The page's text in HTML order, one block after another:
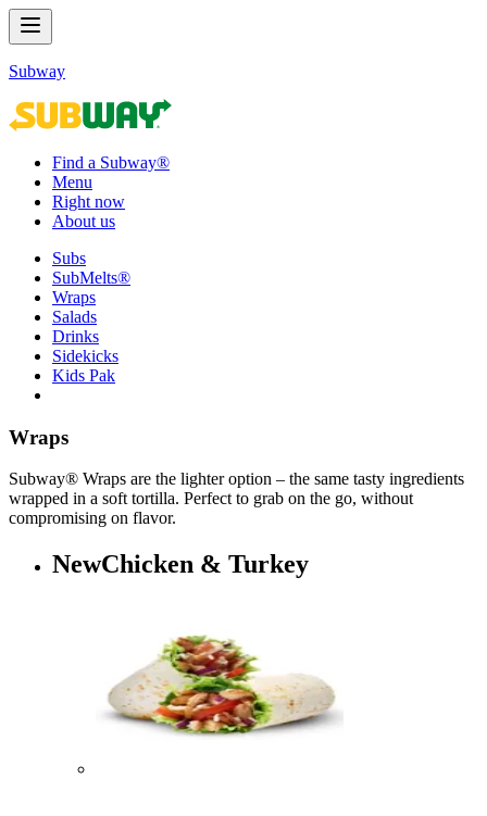
Subway
Find a Subway®
Menu
Right now
About us
Subs
SubMelts®
Wraps
Salads
Drinks
Sidekicks
Kids Pak
Wraps​​​​‌ ‍ ​‍​‍‌‍ ‌ ​‍‌‍‍‌‌‍‌ ‌‍‍‌‌‍ ‍​‍​‍​ ‍‍​‍​‍‌ ​ ‌‍​‌‌‍ ‍‌‍‍‌‌ ‌​‌ ‍‌​‍ ‍‌‍‍‌‌‍ ​‍​‍​‍ ​​‍​‍‌‍‍​‌ ​‍‌‍‌‌‌‍‌‍​‍​‍​ ‍‍​‍​‍‌‍‍​‌ ‌​‌ ‌​‌ ​​‌ ​ ​ ‍‍​‍ ​‍ ‌‍ ‍‌‍ ‌ ​‍‌‍‌​‌‍‍‌‌‍​ ​‍ ‌‌‍​‍‌‍‍‌‌ ‌​‌‍‌‌‌ ​ ​‍ ‌‌‍‌ ‌ ​‍‌‍ ‌ ‌‌‌ ​​​‍ ‌‌ ​ ‌ ‌​‌ ‌‌‌‍‌​‌‍‍‌‌‍ ​‍ ‍‌ ‌‍‌‍‌‌‌ ​‍‌‍​ ‌‍‌‌‌‍ ​​‍ ‍‌‍​‌‌ ​​‌ ​​​‍ ‌‍‍‌‌‍ ‍‌ ‌​‌‍‌‌‌‍ ‍‌ ‌​​‍ ‌‍‌‌‌‍‌​‌‍‍‌‌ ‌​​‍ ‌‍ ‌‌‍ ‌‍‌​‌‍‌‌​ ‌‌ ​​‌ ​‍‌‍‌‌‌ ​ ‌‍‌‌‌‍ ‍‌ ‌​‌‍​‌‌ ‌​‌‍‍‌‌‍ ‌‍ ‍​ ‍ ‌‍‍‌‌‍‌​​ ‌‌‍​‌‌‍‌‌‌‍‌‌​ ​‍‌‍​ ​ ​‌​ ​‍​ ‍​​‍ ‌‌‍‌‍‌‍​ ‌‍‌‌‌‍‌​​‍ ‌​ ‌​​ ​‍​ ​‍​ ‍‌​‍ ‌‌‍​‍​ ‌‍​ ‌‌‌‍​‌​‍ ‌‌‍​ ‌‍​ ‌‍​‌​ ​‌‌‍​‌​ ‌‌‌‍‌‌​ ​​​ ‌‌‌‍​‌‌‍‌​​ ​‌​ ‍ ‌ ‌​‌ ‍‌‌ ​​‌‍‌‌​ ‌‌‍​ ‌‍​‌‌ ‌​‌‍‌‌‌‍‌ ‌‍ ‌ ​‍‌ ‍‌​ ‍ ‌ ​​‌‍​‌‌ ‌​‌‍‍​​ ‌‌‍ ‍‌‍​‌‌‍ ‌‌‍‌‌​‍‌‌​ ‌‌‌​​‍‌‌ ‌‍‍ ‌‍‌‌‌ ‍‌​‍‌‌​ ​ ‌​‌​​‍‌‌​ ​ ‌​‌​​‍‌‌​ ​‍​ ​‍‌‍‌‌‌‍ ‍​‍‌‌​ ​‍​ ​‍​‍‌‌​ ‌‌‌​‌​​‍ ‍‌ ‌‍‌‍​‌‌‍ ​‌ ‌‌‌‍‌‌​ ‌‍​‍‌‍​‌‌ ​ ‌‍‌‌‌‌‌‌‌ ​‍‌‍ ​​ ‌‌‍‍​‌ ‌​‌ ‌​‌ ​​‌ ​ ​‍‌‌​ ​ ‌​​‌​‍‌‌​ ​‍‌​‌‍​‍‌‌​ ​‍‌​‌‍‌‍ ‍‌‍ ‌ ​‍‌‍‌​‌‍‍‌‌‍​ ​‍ ‌‌‍​‍‌‍‍‌‌ ‌​‌‍‌‌‌ ​ ​‍ ‌‌‍‌ ‌ ​‍‌‍ ‌ ‌‌‌ ​​​‍ ‌‌ ​ ‌ ‌​‌ ‌‌‌‍‌​‌‍‍‌‌‍ ​‍ ‍‌ ‌‍‌‍‌‌‌ ​‍‌‍​ ‌‍‌‌‌‍ ​​‍ ‍‌‍​‌‌ ​​‌ ​​​‍‌‍‌‍‍‌‌‍‌​​ ‌‌‍​‌‌‍‌‌‌‍‌‌​ ​‍‌‍​ ​ ​‌​ ​‍​ ‍​​‍ ‌‌‍‌‍‌‍​ ‌‍‌‌‌‍‌​​‍ ‌​ ‌​​ ​‍​ ​‍​ ‍‌​‍ ‌‌‍​‍​ ‌‍​ ‌‌‌‍​‌​‍ ‌‌‍​ ‌‍​ ‌‍​‌​ ​‌‌‍​‌​ ‌‌‌‍‌‌​ ​​​ ‌‌‌‍​‌‌‍‌​​ ​‌​‍‌‍‌ ‌​‌ ‍‌‌ ​​‌‍‌‌​ ‌‌‍​ ‌‍​‌‌ ‌​‌‍‌‌‌‍‌ ‌‍ ‌ ​‍‌ ‍‌​‍‌‍‌ ​​‌‍​‌‌ ‌​‌‍‍​​ ‌‌‍ ‍‌‍​‌‌‍ ‌‌‍‌‌​‍‌‌​ ‌‌‌​​‍‌‌ ‌‍‍ ‌‍‌‌‌ ‍‌​‍‌‌​ ​ ‌​‌​​‍‌‌​ ​ ‌​‌​​‍‌‌​ ​‍​ ​‍‌‍‌‌‌‍ ‍​‍‌‌​ ​‍​ ​‍​‍‌‌​ ‌‌‌​‌​​‍ ‍‌ ‌‍‌‍​‌‌‍ ​‌ ‌‌‌‍‌‌​‍‌‍‌ ​​‌‍‌‌‌ ​‍‌ ​ ‌ ​​‌‍‌‌‌‍​ ‌ ‌​‌‍‍‌‌ ‌‍‌‍‌‌​ ‌‌ ​​‌ ‌‌‌‍​‍‌‍ ​‌‍‍‌‌ ​ ‌‍‍​‌‍‌‌‌‍‌​​‍​‍‌ ‌
Subway® Wraps are the lighter option – the same tasty ingredients
wrapped in a soft tortilla. Perfect to grab on the go, without
compromising on flavor.​​​​‌ ‍ ​‍​‍‌‍ ‌ ​‍‌‍‍‌‌‍‌ ‌‍‍‌‌‍ ‍​‍​‍​ ‍‍​‍​‍‌ ​ ‌‍​‌‌‍ ‍‌‍‍‌‌ ‌​‌ ‍‌​‍ ‍‌‍‍‌‌‍ ​‍​‍​‍ ​​‍​‍‌‍‍​‌ ​‍‌‍‌‌‌‍‌‍​‍​‍​ ‍‍​‍​‍‌‍‍​‌ ‌​‌ ‌​‌ ​​‌ ​ ​ ‍‍​‍ ​‍ ‌‍ ‍‌‍ ‌ ​‍‌‍‌​‌‍‍‌‌‍​ ​‍ ‌‌‍​‍‌‍‍‌‌ ‌​‌‍‌‌‌ ​ ​‍ ‌‌‍‌ ‌ ​‍‌‍ ‌ ‌‌‌ ​​​‍ ‌‌ ​ ‌ ‌​‌ ‌‌‌‍‌​‌‍‍‌‌‍ ​‍ ‍‌ ‌‍‌‍‌‌‌ ​‍‌‍​ ‌‍‌‌‌‍ ​​‍ ‍‌‍​‌‌ ​​‌ ​​​‍ ‌‍‍‌‌‍ ‍‌ ‌​‌‍‌‌‌‍ ‍‌ ‌​​‍ ‌‍‌‌‌‍‌​‌‍‍‌‌ ‌​​‍ ‌‍ ‌‌‍ ‌‍‌​‌‍‌‌​ ‌‌ ​​‌ ​‍‌‍‌‌‌ ​ ‌‍‌‌‌‍ ‍‌ ‌​‌‍​‌‌ ‌​‌‍‍‌‌‍ ‌‍ ‍​ ‍ ‌‍‍‌‌‍‌​​ ‌‌‍​‌‌‍‌‌‌‍‌‌​ ​‍‌‍​ ​ ​‌​ ​‍​ ‍​​‍ ‌‌‍‌‍‌‍​ ‌‍‌‌‌‍‌​​‍ ‌​ ‌​​ ​‍​ ​‍​ ‍‌​‍ ‌‌‍​‍​ ‌‍​ ‌‌‌‍​‌​‍ ‌‌‍​ ‌‍​ ‌‍​‌​ ​‌‌‍​‌​ ‌‌‌‍‌‌​ ​​​ ‌‌‌‍​‌‌‍‌​​ ​‌​ ‍ ‌ ‌​‌ ‍‌‌ ​​‌‍‌‌​ ‌‌‍​ ‌‍​‌‌ ‌​‌‍‌‌‌‍‌ ‌‍ ‌ ​‍‌ ‍‌​ ‍ ‌ ​​‌‍​‌‌ ‌​‌‍‍​​ ‌‌‍‌​‌‍‌‌‌ ​ ‌‍​ ‌ ​‍‌‍‍‌‌ ​​‌ ‌​‌‍‍‌‌‍ ‌‍ ‍​‍‌‌​ ‌‌‌​​‍‌‌ ‌‍‍ ‌‍‌‌‌ ‍‌​‍‌‌​ ​ ‌​‌​​‍‌‌​ ​ ‌​‌​​‍‌‌​ ​‍​ ​‍‌‍‌‌‌‍ ‍​‍‌‌​ ​‍​ ​‍​‍‌‌​ ‌‌‌​‌​​‍ ‍‌ ‌‍‌‍​‌‌‍ ​‌ ‌‌‌‍‌‌​‍ ‍‌ ‌‍‌‍​‌‌‍ ​‌ ‌‌‌‍‌‌​‍‌‌​ ‌‌‌​​‍‌‌ ‌‍‍ ‌‍‌‌‌ ‍‌​‍‌‌​ ​ ‌​‌​​‍‌‌​ ​ ‌​‌​​‍‌‌​ ​‍​ ​‍‌‍‌​​ ‍‌​ ​‌​ ‌‍​ ​‍​ ‍‌​ ‍‌‌‍‌​​ ​‍​ ‌ ‌‍​‍​ ‌ ​‍‌‌​ ​‍​ ​‍​‍‌‌​ ‌‌‌​‌​​‍ ‍‌‍​ ‌‍‍​‌‍‍‌‌‍ ​‌‍‌​‌ ​‍‌‍‌‌‌‍ ‍​‍‌‌​ ‌‌‌​​‍‌‌ ‌‍‍ ‌‍‌‌‌ ‍‌​‍‌‌​ ​ ‌​‌​​‍‌‌​ ​ ‌​‌​​‍‌‌​ ​‍​ ​‍​ ‌ ​ ​ ‌‍​ ‌‍‌​​ ​‌​ ‍‌​ ‍‌‌‍‌​‌‍‌​​ ‌​​ ‍​​ ‌ ​‍‌‌​ ​‍​ ​‍​‍‌‌​ ‌‌‌​‌​​‍ ‍‌ ‌​‌‍‌‌‌ ‍​‌ ‌​​ ‌‍​‍‌‍​‌‌ ​ ‌‍‌‌‌‌‌‌‌ ​‍‌‍ ​​ ‌‌‍‍​‌ ‌​‌ ‌​‌ ​​‌ ​ ​‍‌‌​ ​ ‌​​‌​‍‌‌​ ​‍‌​‌‍​‍‌‌​ ​‍‌​‌‍‌‍ ‍‌‍ ‌ ​‍‌‍‌​‌‍‍‌‌‍​ ​‍ ‌‌‍​‍‌‍‍‌‌ ‌​‌‍‌‌‌ ​ ​‍ ‌‌‍‌ ‌ ​‍‌‍ ‌ ‌‌‌ ​​​‍ ‌‌ ​ ‌ ‌​‌ ‌‌‌‍‌​‌‍‍‌‌‍ ​‍ ‍‌ ‌‍‌‍‌‌‌ ​‍‌‍​ ‌‍‌‌‌‍ ​​‍ ‍‌‍​‌‌ ​​‌ ​​​‍‌‍‌‍‍‌‌‍‌​​ ‌‌‍​‌‌‍‌‌‌‍‌‌​ ​‍‌‍​ ​ ​‌​ ​‍​ ‍​​‍ ‌‌‍‌‍‌‍​ ‌‍‌‌‌‍‌​​‍ ‌​ ‌​​ ​‍​ ​‍​ ‍‌​‍ ‌‌‍​‍​ ‌‍​ ‌‌‌‍​‌​‍ ‌‌‍​ ‌‍​ ‌‍​‌​ ​‌‌‍​‌​ ‌‌‌‍‌‌​ ​​​ ‌‌‌‍​‌‌‍‌​​ ​‌​‍‌‍‌ ‌​‌ ‍‌‌ ​​‌‍‌‌​ ‌‌‍​ ‌‍​‌‌ ‌​‌‍‌‌‌‍‌ ‌‍ ‌ ​‍‌ ‍‌​‍‌‍‌ ​​‌‍​‌‌ ‌​‌‍‍​​ ‌‌‍‌​‌‍‌‌‌ ​ ‌‍​ ‌ ​‍‌‍‍‌‌ ​​‌ ‌​‌‍‍‌‌‍ ‌‍ ‍​‍‌‌​ ‌‌‌​​‍‌‌ ‌‍‍ ‌‍‌‌‌ ‍‌​‍‌‌​ ​ ‌​‌​​‍‌‌​ ​ ‌​‌​​‍‌‌​ ​‍​ ​‍‌‍‌‌‌‍ ‍​‍‌‌​ ​‍​ ​‍​‍‌‌​ ‌‌‌​‌​​‍ ‍‌ ‌‍‌‍​‌‌‍ ​‌ ‌‌‌‍‌‌​‍ ‍‌ ‌‍‌‍​‌‌‍ ​‌ ‌‌‌‍‌‌​‍‌‌​ ‌‌‌​​‍‌‌ ‌‍‍ ‌‍‌‌‌ ‍‌​‍‌‌​ ​ ‌​‌​​‍‌‌​ ​ ‌​‌​​‍‌‌​ ​‍​ ​‍‌‍‌​​ ‍‌​ ​‌​ ‌‍​ ​‍​ ‍‌​ ‍‌‌‍‌​​ ​‍​ ‌ ‌‍​‍​ ‌ ​‍‌‌​ ​‍​ ​‍​‍‌‌​ ‌‌‌​‌​​‍ ‍‌‍​ ‌‍‍​‌‍‍‌‌‍ ​‌‍‌​‌ ​‍‌‍‌‌‌‍ ‍​‍‌‌​ ‌‌‌​​‍‌‌ ‌‍‍ ‌‍‌‌‌ ‍‌​‍‌‌​ ​ ‌​‌​​‍‌‌​ ​ ‌​‌​​‍‌‌​ ​‍​ ​‍​ ‌ ​ ​ ‌‍​ ‌‍‌​​ ​‌​ ‍‌​ ‍‌‌‍‌​‌‍‌​​ ‌​​ ‍​​ ‌ ​‍‌‌​ ​‍​ ​‍​‍‌‌​ ‌‌‌​‌​​‍ ‍‌ ‌​‌‍‌‌‌ ‍​‌ ‌​​‍‌‍‌ ​​‌‍‌‌‌ ​‍‌ ​ ‌ ​​‌‍‌‌‌‍​ ‌ ‌​‌‍‍‌‌ ‌‍‌‍‌‌​ ‌‌ ​​‌ ‌‌‌‍​‍‌‍ ​‌‍‍‌‌ ​ ‌‍‍​‌‍‌‌‌‍‌​​‍​‍‌ ‌
New​​​​‌ ‍ ​‍​‍‌‍ ‌ ​‍‌‍‍‌‌‍‌ ‌‍‍‌‌‍ ‍​‍​‍​ ‍‍​‍​‍‌ ​ ‌‍​‌‌‍ ‍‌‍‍‌‌ ‌​‌ ‍‌​‍ ‍‌‍‍‌‌‍ ​‍​‍​‍ ​​‍​‍‌‍‍​‌ ​‍‌‍‌‌‌‍‌‍​‍​‍​ ‍‍​‍​‍‌‍‍​‌ ‌​‌ ‌​‌ ​​‌ ​ ​ ‍‍​‍ ​‍ ‌‍ ‍‌‍ ‌ ​‍‌‍‌​‌‍‍‌‌‍​ ​‍ ‌‌‍​‍‌‍‍‌‌ ‌​‌‍‌‌‌ ​ ​‍ ‌‌‍‌ ‌ ​‍‌‍ ‌ ‌‌‌ ​​​‍ ‌‌ ​ ‌ ‌​‌ ‌‌‌‍‌​‌‍‍‌‌‍ ​‍ ‍‌ ‌‍‌‍‌‌‌ ​‍‌‍​ ‌‍‌‌‌‍ ​​‍ ‍‌‍​‌‌ ​​‌ ​​​‍ ‌‍‍‌‌‍ ‍‌ ‌​‌‍‌‌‌‍ ‍‌ ‌​​‍ ‌‍‌‌‌‍‌​‌‍‍‌‌ ‌​​‍ ‌‍ ‌‌‍ ‌‍‌​‌‍‌‌​ ‌‌ ​​‌ ​‍‌‍‌‌‌ ​ ‌‍‌‌‌‍ ‍‌ ‌​‌‍​‌‌ ‌​‌‍‍‌‌‍ ‌‍ ‍​ ‍ ‌‍‍‌‌‍‌​​ ‌‌‍‌‌​ ‍‌​ ‌‍‌‍​ ‌‍‌‌‌‍​ ‌‍​‍‌‍​ ​‍ ‌​ ​‌​ ‌‌‌‍‌​​ ‌‍​‍ ‌​ ‌​​ ‍‌‌‍​‍‌‍‌‍​‍ ‌‌‍​‍‌‍‌‌​ ‌‍‌‍‌‌​‍ ‌​ ‌ ‌‍​‌‌‍‌‌​ ‌ ‌‍‌‌‌‍​‌​ ​‌‌‍‌‌‌‍​ ​ ​‍‌‍​‍‌‍​‍​ ‍ ‌ ‌​‌ ‍‌‌ ​​‌‍‌‌​ ‌‌ ​ ‌ ‌‌‌‍​‍‌‍​ ‌‍​‌‌ ‌​‌‍‌‌‌‍‌ ‌‍ ‌ ​‍‌ ‍‌​ ‍ ‌ ​​‌‍​‌‌ ‌​‌‍‍​​ ‌‌‍​‍‌‍​‌‌‍‌​‌‍‌ ‌‍‌‌​‍‌‌​ ‌‌‌​​‍‌‌ ‌‍‍ ‌‍‌‌‌ ‍‌​‍‌‌​ ​ ‌​‌​​‍‌‌​ ​ ‌​‌​​‍‌‌​ ​‍​ ​‍‌‍‌‌‌‍ ‍​‍‌‌​ ​‍​ ​‍​‍‌‌​ ‌‌‌​‌​​‍ ‍‌ ‌‍‌‍​‌‌‍ ​‌ ‌‌‌‍‌‌​ ‌‍​‍‌‍​‌‌ ​ ‌‍‌‌‌‌‌‌‌ ​‍‌‍ ​​ ‌‌‍‍​‌ ‌​‌ ‌​‌ ​​‌ ​ ​‍‌‌​ ​ ‌​​‌​‍‌‌​ ​‍‌​‌‍​‍‌‌​ ​‍‌​‌‍‌‍ ‍‌‍ ‌ ​‍‌‍‌​‌‍‍‌‌‍​ ​‍ ‌‌‍​‍‌‍‍‌‌ ‌​‌‍‌‌‌ ​ ​‍ ‌‌‍‌ ‌ ​‍‌‍ ‌ ‌‌‌ ​​​‍ ‌‌ ​ ‌ ‌​‌ ‌‌‌‍‌​‌‍‍‌‌‍ ​‍ ‍‌ ‌‍‌‍‌‌‌ ​‍‌‍​ ‌‍‌‌‌‍ ​​‍ ‍‌‍​‌‌ ​​‌ ​​​‍‌‍‌‍‍‌‌‍‌​​ ‌‌‍‌‌​ ‍‌​ ‌‍‌‍​ ‌‍‌‌‌‍​ ‌‍​‍‌‍​ ​‍ ‌​ ​‌​ ‌‌‌‍‌​​ ‌‍​‍ ‌​ ‌​​ ‍‌‌‍​‍‌‍‌‍​‍ ‌‌‍​‍‌‍‌‌​ ‌‍‌‍‌‌​‍ ‌​ ‌ ‌‍​‌‌‍‌‌​ ‌ ‌‍‌‌‌‍​‌​ ​‌‌‍‌‌‌‍​ ​ ​‍‌‍​‍‌‍​‍​‍‌‍‌ ‌​‌ ‍‌‌ ​​‌‍‌‌​ ‌‌ ​ ‌ ‌‌‌‍​‍‌‍​ ‌‍​‌‌ ‌​‌‍‌‌‌‍‌ ‌‍ ‌ ​‍‌ ‍‌​‍‌‍‌ ​​‌‍​‌‌ ‌​‌‍‍​​ ‌‌‍​‍‌‍​‌‌‍‌​‌‍‌ ‌‍‌‌​‍‌‌​ ‌‌‌​​‍‌‌ ‌‍‍ ‌‍‌‌‌ ‍‌​‍‌‌​ ​ ‌​‌​​‍‌‌​ ​ ‌​‌​​‍‌‌​ ​‍​ ​‍‌‍‌‌‌‍ ‍​‍‌‌​ ​‍​ ​‍​‍‌‌​ ‌‌‌​‌​​‍ ‍‌ ‌‍‌‍​‌‌‍ ​‌ ‌‌‌‍‌‌​‍‌‍‌ ​​‌‍‌‌‌ ​‍‌ ​ ‌ ​​‌‍‌‌‌‍​ ‌ ‌​‌‍‍‌‌ ‌‍‌‍‌‌​ ‌‌ ​​‌ ‌‌‌‍​‍‌‍ ​‌‍‍‌‌ ​ ‌‍‍​‌‍‌‌‌‍‌​​‍​‍‌ ‌Chicken & Turkey​​​​‌ ‍ ​‍​‍‌‍ ‌ ​‍‌‍‍‌‌‍‌ ‌‍‍‌‌‍ ‍​‍​‍​ ‍‍​‍​‍‌ ​ ‌‍​‌‌‍ ‍‌‍‍‌‌ ‌​‌ ‍‌​‍ ‍‌‍‍‌‌‍ ​‍​‍​‍ ​​‍​‍‌‍‍​‌ ​‍‌‍‌‌‌‍‌‍​‍​‍​ ‍‍​‍​‍‌‍‍​‌ ‌​‌ ‌​‌ ​​‌ ​ ​ ‍‍​‍ ​‍ ‌‍ ‍‌‍ ‌ ​‍‌‍‌​‌‍‍‌‌‍​ ​‍ ‌‌‍​‍‌‍‍‌‌ ‌​‌‍‌‌‌ ​ ​‍ ‌‌‍‌ ‌ ​‍‌‍ ‌ ‌‌‌ ​​​‍ ‌‌ ​ ‌ ‌​‌ ‌‌‌‍‌​‌‍‍‌‌‍ ​‍ ‍‌ ‌‍‌‍‌‌‌ ​‍‌‍​ ‌‍‌‌‌‍ ​​‍ ‍‌‍​‌‌ ​​‌ ​​​‍ ‌‍‍‌‌‍ ‍‌ ‌​‌‍‌‌‌‍ ‍‌ ‌​​‍ ‌‍‌‌‌‍‌​‌‍‍‌‌ ‌​​‍ ‌‍ ‌‌‍ ‌‍‌​‌‍‌‌​ ‌‌ ​​‌ ​‍‌‍‌‌‌ ​ ‌‍‌‌‌‍ ‍‌ ‌​‌‍​‌‌ ‌​‌‍‍‌‌‍ ‌‍ ‍​ ‍ ‌‍‍‌‌‍‌​​ ‌‌‍‌‌​ ‍‌​ ‌‍‌‍​ ‌‍‌‌‌‍​ ‌‍​‍‌‍​ ​‍ ‌​ ​‌​ ‌‌‌‍‌​​ ‌‍​‍ ‌​ ‌​​ ‍‌‌‍​‍‌‍‌‍​‍ ‌‌‍​‍‌‍‌‌​ ‌‍‌‍‌‌​‍ ‌​ ‌ ‌‍​‌‌‍‌‌​ ‌ ‌‍‌‌‌‍​‌​ ​‌‌‍‌‌‌‍​ ​ ​‍‌‍​‍‌‍​‍​ ‍ ‌ ‌​‌ ‍‌‌ ​​‌‍‌‌​ ‌‌ ​ ‌ ‌‌‌‍​‍‌‍​ ‌‍​‌‌ ‌​‌‍‌‌‌‍‌ ‌‍ ‌ ​‍‌ ‍‌​ ‍ ‌ ​​‌‍​‌‌ ‌​‌‍‍​​ ‌‌‍ ‍‌‍​‌‌‍ ‌‌‍‌‌​‍‌‌​ ‌‌‌​​‍‌‌ ‌‍‍ ‌‍‌‌‌ ‍‌​‍‌‌​ ​ ‌​‌​​‍‌‌​ ​ ‌​‌​​‍‌‌​ ​‍​ ​‍‌‍‌‌‌‍ ‍​‍‌‌​ ​‍​ ​‍​‍‌‌​ ‌‌‌​‌​​‍ ‍‌ ‌‍‌‍​‌‌‍ ​‌ ‌‌‌‍‌‌​ ‌‍​‍‌‍​‌‌ ​ ‌‍‌‌‌‌‌‌‌ ​‍‌‍ ​​ ‌‌‍‍​‌ ‌​‌ ‌​‌ ​​‌ ​ ​‍‌‌​ ​ ‌​​‌​‍‌‌​ ​‍‌​‌‍​‍‌‌​ ​‍‌​‌‍‌‍ ‍‌‍ ‌ ​‍‌‍‌​‌‍‍‌‌‍​ ​‍ ‌‌‍​‍‌‍‍‌‌ ‌​‌‍‌‌‌ ​ ​‍ ‌‌‍‌ ‌ ​‍‌‍ ‌ ‌‌‌ ​​​‍ ‌‌ ​ ‌ ‌​‌ ‌‌‌‍‌​‌‍‍‌‌‍ ​‍ ‍‌ ‌‍‌‍‌‌‌ ​‍‌‍​ ‌‍‌‌‌‍ ​​‍ ‍‌‍​‌‌ ​​‌ ​​​‍‌‍‌‍‍‌‌‍‌​​ ‌‌‍‌‌​ ‍‌​ ‌‍‌‍​ ‌‍‌‌‌‍​ ‌‍​‍‌‍​ ​‍ ‌​ ​‌​ ‌‌‌‍‌​​ ‌‍​‍ ‌​ ‌​​ ‍‌‌‍​‍‌‍‌‍​‍ ‌‌‍​‍‌‍‌‌​ ‌‍‌‍‌‌​‍ ‌​ ‌ ‌‍​‌‌‍‌‌​ ‌ ‌‍‌‌‌‍​‌​ ​‌‌‍‌‌‌‍​ ​ ​‍‌‍​‍‌‍​‍​‍‌‍‌ ‌​‌ ‍‌‌ ​​‌‍‌‌​ ‌‌ ​ ‌ ‌‌‌‍​‍‌‍​ ‌‍​‌‌ ‌​‌‍‌‌‌‍‌ ‌‍ ‌ ​‍‌ ‍‌​‍‌‍‌ ​​‌‍​‌‌ ‌​‌‍‍​​ ‌‌‍ ‍‌‍​‌‌‍ ‌‌‍‌‌​‍‌‌​ ‌‌‌​​‍‌‌ ‌‍‍ ‌‍‌‌‌ ‍‌​‍‌‌​ ​ ‌​‌​​‍‌‌​ ​ ‌​‌​​‍‌‌​ ​‍​ ​‍‌‍‌‌‌‍ ‍​‍‌‌​ ​‍​ ​‍​‍‌‌​ ‌‌‌​‌​​‍ ‍‌ ‌‍‌‍​‌‌‍ ​‌ ‌‌‌‍‌‌​‍‌‍‌ ​​‌‍‌‌‌ ​‍‌ ​ ‌ ​​‌‍‌‌‌‍​ ‌ ‌​‌‍‍‌‌ ‌‍‌‍‌‌​ ‌‌ ​​‌ ‌‌‌‍​‍‌‍ ​‌‍‍‌‌ ​ ‌‍‍​‌‍‌‌‌‍‌​​‍​‍‌ ‌